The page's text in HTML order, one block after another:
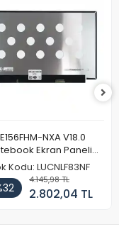
NXA V18.0
Ekran Paneli
144Hz
Kodu: LUCNLF83NF
4.145,98 TL
2.802,04 TL